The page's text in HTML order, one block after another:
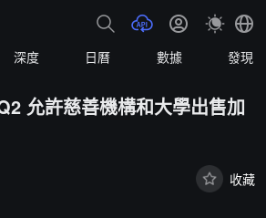
深度 日曆 數據 發現
允許慈善機構和大學出售加
收藏